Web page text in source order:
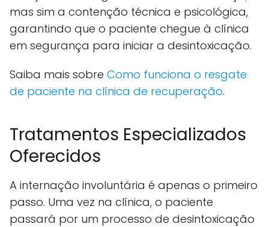
mas sim a contenção técnica e psicológica,
garantindo que o paciente chegue à clínica
em segurança para iniciar a desintoxicação.
Saiba mais sobre Como funciona o resgate
de paciente na clínica de recuperação.
Tratamentos Especializados
Oferecidos
A internação involuntária é apenas o primeiro
passo. Uma vez na clínica, o paciente
passará por um processo de desintoxicação